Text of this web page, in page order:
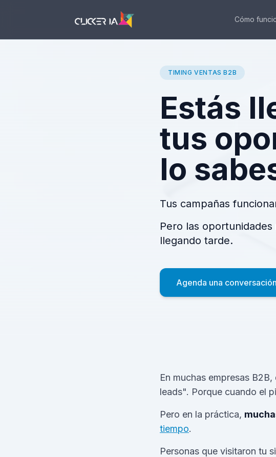
Cómo
TIMING VENTAS B2B
Estás
tus
lo
Tus campañas
Pero las
llegando tarde.
Agenda una
En muchas empresas
leads". Porque cuando el
Pero en la práctica,
tiempo.
Personas que visitaron tu